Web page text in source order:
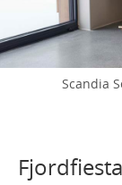
Scandia